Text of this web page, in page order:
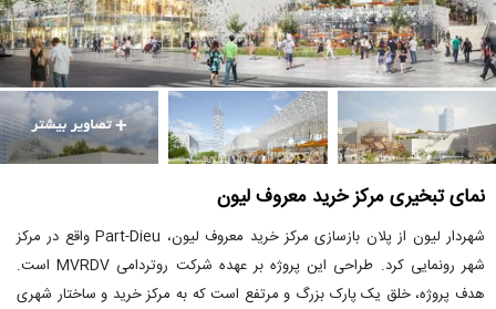
نمای تبخیری مرکز خرید معروف لیون
شهردار لیون از پلان بازسازی مرکز خرید معروف لیون، Part-Dieu واقع در مرکز
شهر رونمایی کرد. طراحی این پروژه بر عهده شرکت روتردامی MVRDV است.
هدف پروژه، خلق یک پارک بزرگ و مرتفع است که به مرکز خرید و ساختار شهری